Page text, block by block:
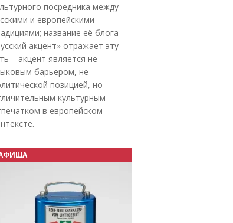
посредника между
и европейскими
название её блога
акцент» отражает эту
– акцент является не
барьером, не
позицией, но
культурным
в европейском